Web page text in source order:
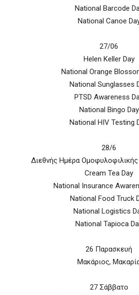
National Barcode
National Canoe
27/06
Helen Keller Day
National Orange
National Sunglasses
PTSD Awareness
National Bingo Day
National HIV Testing
28/6
Διεθνής Ημέρα
Cream Tea Day
National Insurance
National Food Truck
National Logistics
National Tapioca
26 Παρασκευή
Μακάριος,
27 Σάββατο